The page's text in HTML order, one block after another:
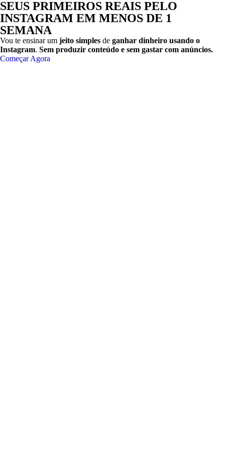
SEUS PRIMEIROS REAIS PELO
INSTAGRAM EM MENOS DE 1
SEMANA
Vou te ensinar um jeito simples de ganhar dinheiro usando o
Instagram. Sem produzir conteúdo e sem gastar com anúncios.
Começar Agora